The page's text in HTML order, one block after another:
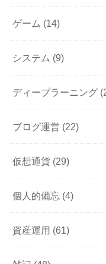
ゲーム (14)
システム (9)
ディープラーニング
ブログ運営 (22)
仮想通貨 (29)
個人的備忘 (4)
資産運用 (61)